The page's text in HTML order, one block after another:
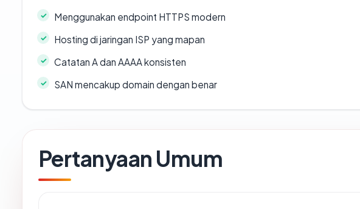
Menggunakan endpoint HTTPS modern
Hosting di jaringan ISP yang mapan
Catatan A dan AAAA konsisten
SAN mencakup domain dengan benar
Pertanyaan Umum